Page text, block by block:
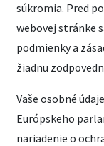
súkromia. Pred
webovej stránke
podmienky a
žiadnu
Vaše osobné
Európskeho
nariadenie o